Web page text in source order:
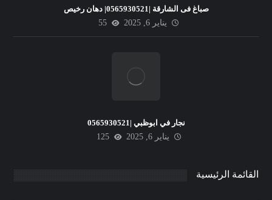
صباغ فى الشارقة |0565930521| دهان رخيص
يناير 6, 2025
55
نجار في ابوظبي |0565930521
يناير 6, 2025
125
القائمة الرئيسية